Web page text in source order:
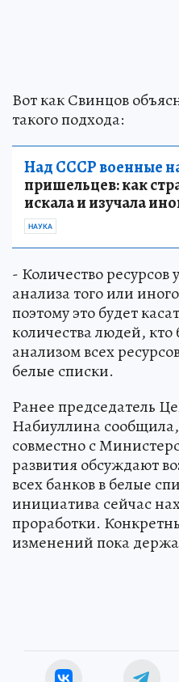
Вот как Свинцов
такого подхода:
Над СССР военные
пришельцев: как
искала и изучала
НАУКА
- Количество ресурсов
анализа того или
поэтому это будет
количества людей, кто
анализом всех
белые списки.
Ранее председатель
Набиуллина сообщила,
совместно с
развития обсуждают
всех банков в белые
инициатива сейчас
проработки.
изменений пока